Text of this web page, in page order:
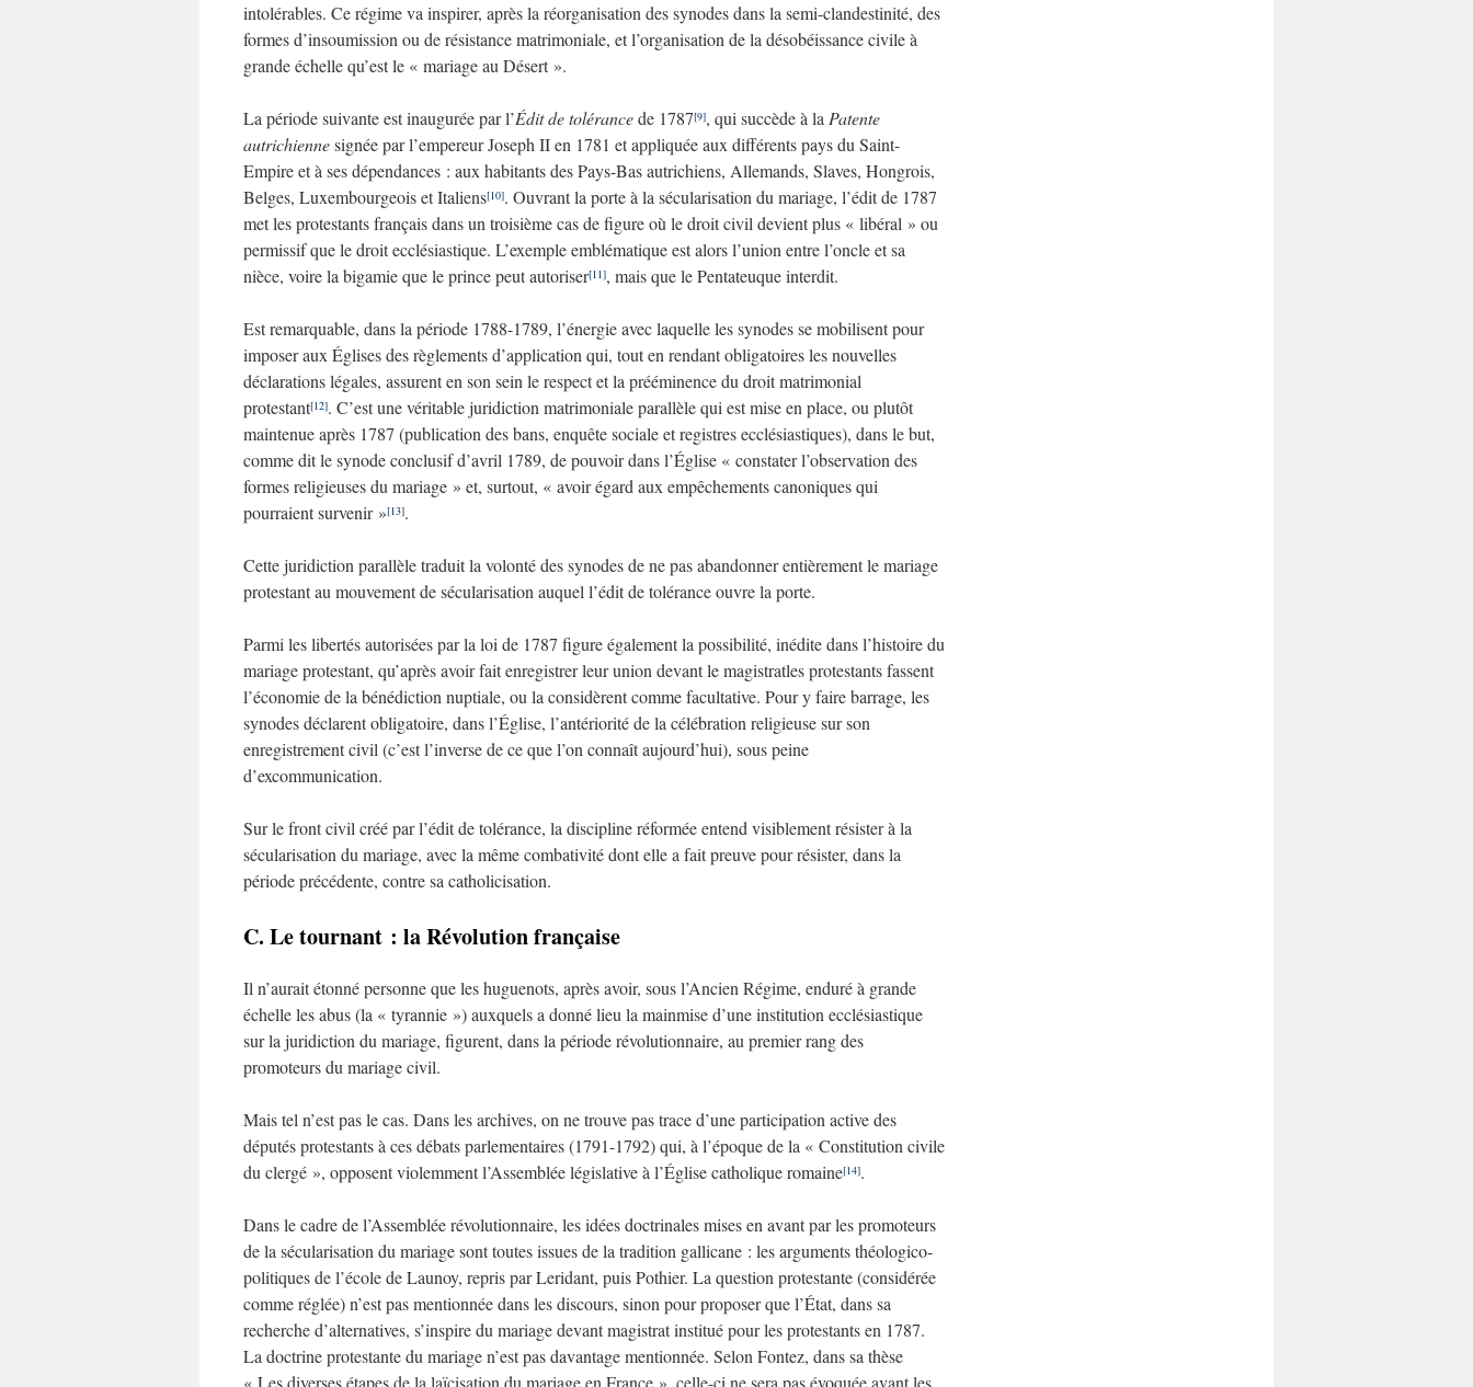
intolérables. Ce régime va inspirer, après la réorganisation des synodes dans la semi-clandestinité, des
formes d’insoumission ou de résistance matrimoniale, et l’organisation de la désobéissance civile à
grande échelle qu’est le « mariage au Désert ».
La période suivante est inaugurée par l’Édit de tolérancede 1787[9], qui succède à la Patente
autrichiennesignée par l’empereur Joseph II en 1781 et appliquée aux différents pays du Saint-
Empire et à ses dépendances : aux habitants des Pays-Bas autrichiens, Allemands, Slaves, Hongrois,
Belges, Luxembourgeois et Italiens[10]. Ouvrant la porte à la sécularisation du mariage, l’édit de 1787
met les protestants français dans un troisième cas de figure où le droit civil devient plus « libéral » ou
permissif que le droit ecclésiastique. L’exemple emblématique est alors l’union entre l’oncle et sa
nièce, voire la bigamie que le prince peut autoriser[11], mais que le Pentateuque interdit.
Est remarquable, dans la période 1788-1789, l’énergie avec laquelle les synodes se mobilisent pour
imposer aux Églises des règlements d’application qui, tout en rendant obligatoires les nouvelles
déclarations légales, assurent en son sein le respect et la prééminence du droit matrimonial
protestant[12]. C’est une véritable juridiction matrimoniale parallèle qui est mise en place, ou plutôt
maintenue après 1787 (publication des bans, enquête sociale et registres ecclésiastiques), dans le but,
comme dit le synode conclusif d’avril 1789, de pouvoir dans l’Église « constater l’observation des
formes religieuses du mariage » et, surtout, « avoir égard aux empêchements canoniques qui
pourraient survenir »[13].
Cette juridiction parallèle traduit la volonté des synodes de ne pas abandonner entièrement le mariage
protestant au mouvement de sécularisation auquel l’édit de tolérance ouvre la porte.
Parmi les libertés autorisées par la loi de 1787 figure également la possibilité, inédite dans l’histoire du
mariage protestant, qu’après avoir fait enregistrer leur union devant le magistratles protestants fassent
l’économie de la bénédiction nuptiale, ou la considèrent comme facultative. Pour y faire barrage, les
synodes déclarent obligatoire, dans l’Église, l’antériorité de la célébration religieuse sur son
enregistrement civil (c’est l’inverse de ce que l’on connaît aujourd’hui), sous peine
d’excommunication.
Sur le front civil créé par l’édit de tolérance, la discipline réformée entend visiblement résister à la
sécularisation du mariage, avec la même combativité dont elle a fait preuve pour résister, dans la
période précédente, contre sa catholicisation.
C. Le tournant : la Révolution française
Il n’aurait étonné personne que les huguenots, après avoir, sous l’Ancien Régime, enduré à grande
échelle les abus (la « tyrannie ») auxquels a donné lieu la mainmise d’une institution ecclésiastique
sur la juridiction du mariage, figurent, dans la période révolutionnaire, au premier rang des
promoteurs du mariage civil.
Mais tel n’est pas le cas. Dans les archives, on ne trouve pas trace d’une participation active des
députés protestants à ces débats parlementaires (1791-1792) qui, à l’époque de la « Constitution civile
du clergé », opposent violemment l’Assemblée législative à l’Église catholique romaine[14].
Dans le cadre de l’Assemblée révolutionnaire, les idées doctrinales mises en avant par les promoteurs
de la sécularisation du mariage sont toutes issues de la tradition gallicane : les arguments théologico-
politiques de l’école de Launoy, repris par Leridant, puis Pothier. La question protestante (considérée
comme réglée) n’est pas mentionnée dans les discours, sinon pour proposer que l’État, dans sa
recherche d’alternatives, s’inspire du mariage devant magistrat institué pour les protestants en 1787.
La doctrine protestante du mariage n’est pas davantage mentionnée. Selon Fontez, dans sa thèse
« Les diverses étapes de la laïcisation du mariage en France », celle-ci ne sera pas évoquée avant les